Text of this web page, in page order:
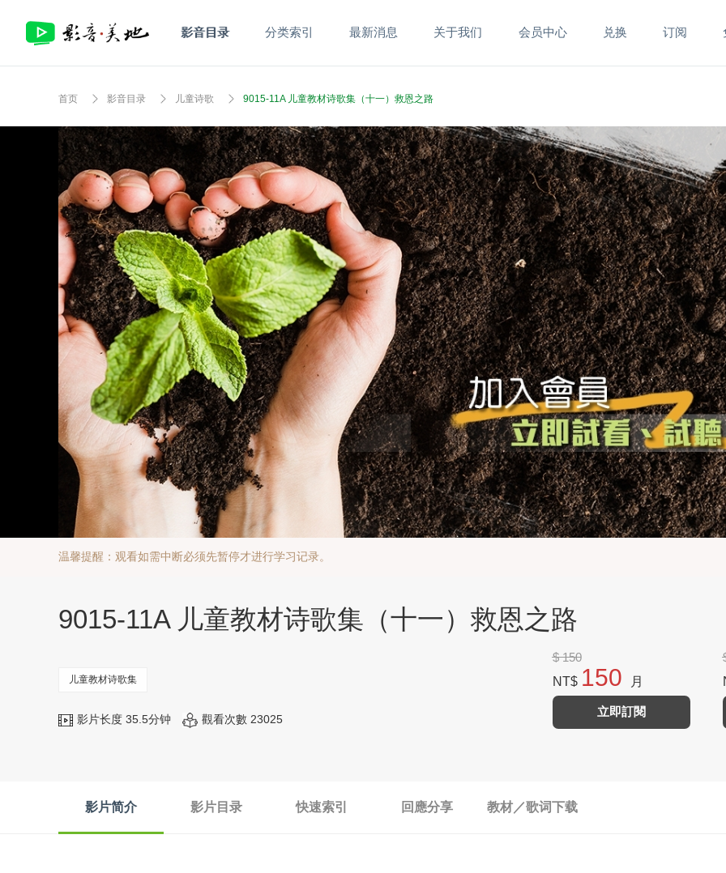
影音目录 分类索引 最新消息 关于我们 会员中心 兑换 订阅
首页 影音目录 儿童诗歌 9015-11A 儿童教材诗歌集（十一）救恩之路
温馨提醒：观看如需中断必须先暂停才进行学习记录。
9015-11A 儿童教材诗歌集（十一）救恩之路
儿童教材诗歌集
影片长度 35.5分钟 觀看次數 23025
$ 150
NT$ 150 月
立即訂閱
影片简介 影片目录 快速索引 回應分享 教材／歌词下载